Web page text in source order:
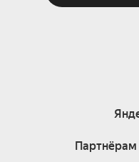
Партнёрам